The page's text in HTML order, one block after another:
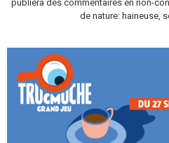
publiera des commentaires en non-
de nature: haineuse,